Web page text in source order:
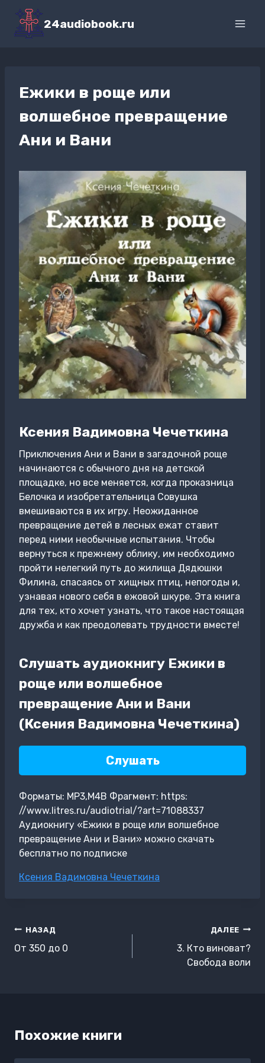
Перейти
содержимому
24audiobook.ru
Ежики в роще или
волшебное превращение
Ани и Вани
Ксения Вадимовна Чечеткина
Приключения Ани и Вани в загадочной роще
начинаются с обычного дня на детской
площадке, но все меняется, когда проказница
Белочка и изобретательница Совушка
вмешиваются в их игру. Неожиданное
превращение детей в лесных ежат ставит
перед ними необычные испытания. Чтобы
вернуться к прежнему облику, им необходимо
пройти нелегкий путь до жилища Дядюшки
Филина, спасаясь от хищных птиц, непогоды и,
узнавая нового себя в ежовой шкуре. Эта книга
для тех, кто хочет узнать, что такое настоящая
дружба и как преодолевать трудности вместе!
Слушать аудиокнигу Ежики в
роще или волшебное
превращение Ани и Вани
(Ксения Вадимовна Чечеткина)
Слушать
Форматы: MP3,M4B Фрагмент: https:
//www.litres.ru/audiotrial/?art=71088337
Аудиокнигу «Ежики в роще или волшебное
превращение Ани и Вани» можно скачать
бесплатно по подписке
Метки
Ксения Вадимовна Чечеткина
Навигация
по
НАЗАД
От 350 до 0
ДАЛЕЕ
3. Кто виноват?
Свобода воли
Похожие книги